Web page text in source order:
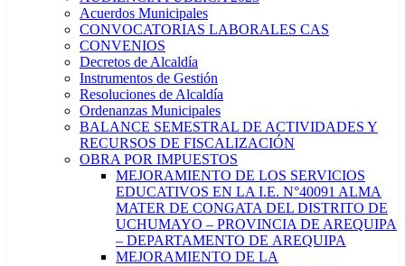
Acuerdos Municipales
CONVOCATORIAS LABORALES CAS
CONVENIOS
Decretos de Alcaldía
Instrumentos de Gestión
Resoluciones de Alcaldía
Ordenanzas Municipales
BALANCE SEMESTRAL DE ACTIVIDADES Y
RECURSOS DE FISCALIZACIÓN
OBRA POR IMPUESTOS
MEJORAMIENTO DE LOS SERVICIOS
EDUCATIVOS EN LA I.E. N°40091 ALMA
MATER DE CONGATA DEL DISTRITO DE
UCHUMAYO – PROVINCIA DE AREQUIPA
– DEPARTAMENTO DE AREQUIPA
MEJORAMIENTO DE LA